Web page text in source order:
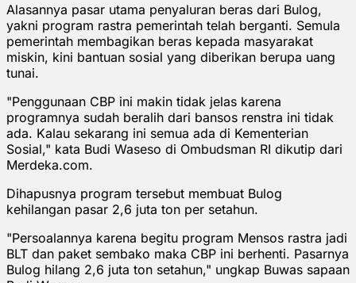
Alasannya pasar utama penyaluran beras dari Bulog,
yakni program rastra pemerintah telah berganti. Semula
pemerintah membagikan beras kepada masyarakat
miskin, kini bantuan sosial yang diberikan berupa uang
tunai.
"Penggunaan CBP ini makin tidak jelas karena
programnya sudah beralih dari bansos renstra ini tidak
ada. Kalau sekarang ini semua ada di Kementerian
Sosial," kata Budi Waseso di Ombudsman RI dikutip dari
Merdeka.com.
Dihapusnya program tersebut membuat Bulog
kehilangan pasar 2,6 juta ton per setahun.
"Persoalannya karena begitu program Mensos rastra jadi
BLT dan paket sembako maka CBP ini berhenti. Pasarnya
Bulog hilang 2,6 juta ton setahun," ungkap Buwas sapaan